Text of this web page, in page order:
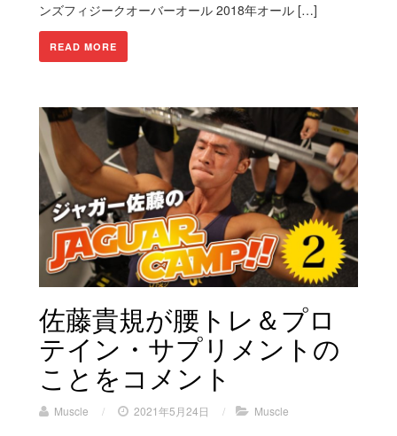
ンズフィジークオーバーオール 2018年オール […]
READ MORE
佐藤貴規が腰トレ＆プロ
テイン・サプリメントの
ことをコメント
Muscle / 2021年5月24日 / Muscle